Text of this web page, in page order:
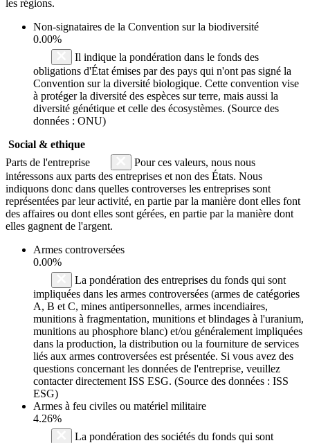
les régions.
Non-signataires de la Convention sur la biodiversité
0.00%
Il indique la pondération dans le fonds des
obligations d'État émises par des pays qui n'ont pas signé la
Convention sur la diversité biologique. Cette convention vise
à protéger la diversité des espèces sur terre, mais aussi la
diversité génétique et celle des écosystèmes. (Source des
données : ONU)
Social & ethique
Parts de l'entreprise
Pour ces valeurs, nous nous
intéressons aux parts des entreprises et non des États. Nous
indiquons donc dans quelles controverses les entreprises sont
représentées par leur activité, en partie par la manière dont elles font
des affaires ou dont elles sont gérées, en partie par la manière dont
elles gagnent de l'argent.
Armes controversées
0.00%
La pondération des entreprises du fonds qui sont
impliquées dans les armes controversées (armes de catégories
A, B et C, mines antipersonnelles, armes incendiaires,
munitions à fragmentation, munitions et blindages à l'uranium,
munitions au phosphore blanc) et/ou généralement impliquées
dans la production, la distribution ou la fourniture de services
liés aux armes controversées est présentée. Si vous avez des
questions concernant les données de l'entreprise, veuillez
contacter directement ISS ESG. (Source des données : ISS
ESG)
Armes à feu civiles ou matériel militaire
4.26%
La pondération des sociétés du fonds qui sont